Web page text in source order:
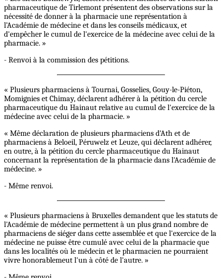
pharmaceutique de Tirlemont présentent des observations sur la
nécessité de donner à la pharmacie une représentation à
l’Académie de médecine et dans les conseils médicaux, et
d'empêcher le cumul de l'exercice de la médecine avec celui de la
pharmacie. »
- Renvoi à la commission des pétitions.
« Plusieurs pharmaciens à Tournai, Gosselies, Gouy-le-Piéton,
Momignies et Chimay, déclarent adhérer à la pétition du cercle
pharmaceutique du Hainaut relative au cumul de l'exercice de la
médecine avec celui de la pharmacie. »
« Même déclaration de plusieurs pharmaciens d'Ath et de
pharmaciens à Beloeil, Péruwelz et Leuze, qui déclarent adhérer,
en outre, à la pétition du cercle pharmaceutique du Hainaut
concernant la représentation de la pharmacie dans l'Académie de
médecine. »
- Même renvoi.
« Plusieurs pharmaciens à Bruxelles demandent que les statuts de
l'Académie de médecine permettent à un plus grand nombre de
pharmaciens de siéger dans cette assemblée et que l'exercice de la
médecine ne puisse être cumulé avec celui de la pharmacie que
dans les localités où le médecin et le pharmacien ne pourraient
vivre honorablemeut l'un à côté de l'autre. »